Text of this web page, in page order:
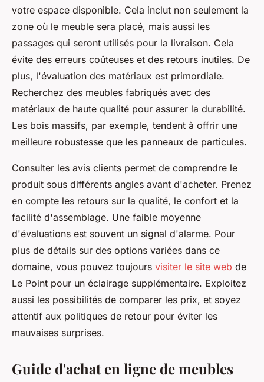
votre espace disponible. Cela inclut non seulement la
zone où le meuble sera placé, mais aussi les
passages qui seront utilisés pour la livraison. Cela
évite des erreurs coûteuses et des retours inutiles. De
plus, l'évaluation des matériaux est primordiale.
Recherchez des meubles fabriqués avec des
matériaux de haute qualité pour assurer la durabilité.
Les bois massifs, par exemple, tendent à offrir une
meilleure robustesse que les panneaux de particules.
Consulter les avis clients permet de comprendre le
produit sous différents angles avant d'acheter. Prenez
en compte les retours sur la qualité, le confort et la
facilité d'assemblage. Une faible moyenne
d'évaluations est souvent un signal d'alarme. Pour
plus de détails sur des options variées dans ce
domaine, vous pouvez toujours visiter le site web de
Le Point pour un éclairage supplémentaire. Exploitez
aussi les possibilités de comparer les prix, et soyez
attentif aux politiques de retour pour éviter les
mauvaises surprises.
Guide d'achat en ligne de meubles